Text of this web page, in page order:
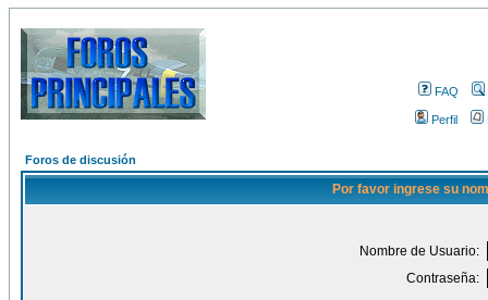
FAQ
Perfil
Foros de discusión
Por favor ingrese su
Nombre de Usuario:
Contraseña: